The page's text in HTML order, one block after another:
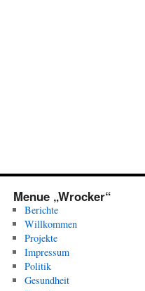
Menue „Wrocker“
Berichte
Willkommen
Projekte
Impressum
Politik
Gesundheit